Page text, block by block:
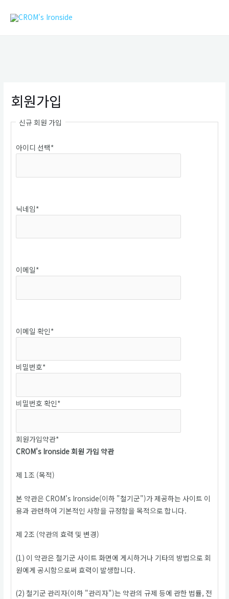
회원가입
신규 회원 가입
아이디 선택*
닉네임*
이메일*
이메일 확인*
비밀번호*
비밀번호 확인*
회원가입약관*
CROM's Ironside 회원 가입 약관
제 1조 (목적)
본 약관은 CROM's Ironside(이하 "철기군")가 제공하는 사이트 이
용과 관련하여 기본적인 사항을 규정함을 목적으로 합니다.
제 2조 (약관의 효력 및 변경)
(1) 이 약관은 철기군 사이트 화면에 게시하거나 기타의 방법으로 회
원에게 공시함으로써 효력이 발생합니다.
(2) 철기군 관리자(이하 "관리자")는 약관의 규제 등에 관한 법률, 전